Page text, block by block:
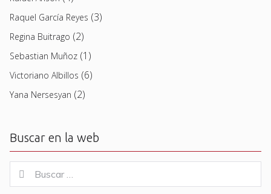
Raquel García Reyes (3)
Regina Buitrago (2)
Sebastian Muñoz (1)
Victoriano Albillos (6)
Yana Nersesyan (2)
Buscar en la web
for:
Buscar